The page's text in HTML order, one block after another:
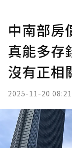
中南部房
真能多存
沒有正相
2025-11-20 08:21